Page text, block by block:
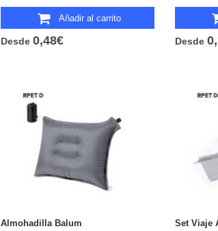
Añadir al carrito
Desde 0,48€ Desde
Almohadilla Balum Set Viaje